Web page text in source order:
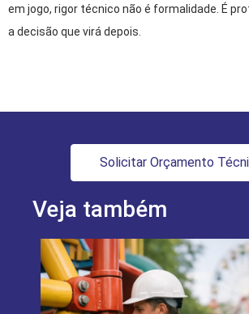
em jogo, rigor técnico não é formalidade. É
a decisão que virá depois.
Solicitar Orçamento
Veja também